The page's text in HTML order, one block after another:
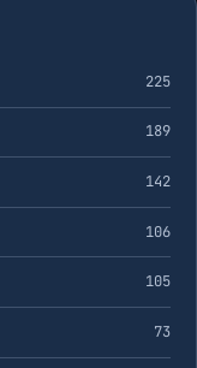
225
189
142
106
105
73